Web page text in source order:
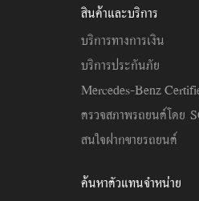
สินค้าและบริการ
บริการทางการเงิน
บริการประกันภัย
Mercedes-Benz
ตรวจสภาพรถยนต์โดย
สนใจฝากขายรถยนต์
ค้นหาตัวแทนจำหน่าย